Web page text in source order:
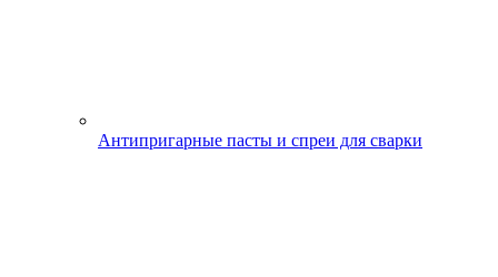
Антипригарные пасты и спреи для сварки